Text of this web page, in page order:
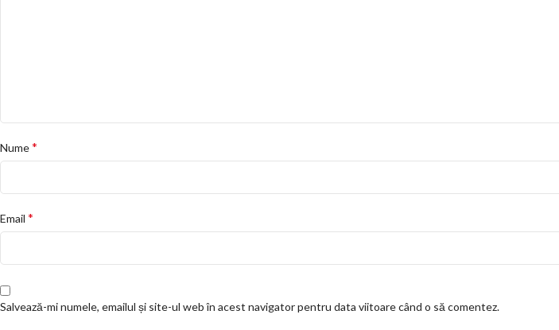
Nume*
Email *
Salvează-mi numele, emailul și site-ul web în acest navigator pentru data viitoare când o să comentez.